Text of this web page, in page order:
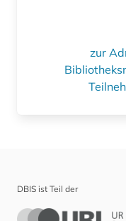
zur
DBIS ist Teil der